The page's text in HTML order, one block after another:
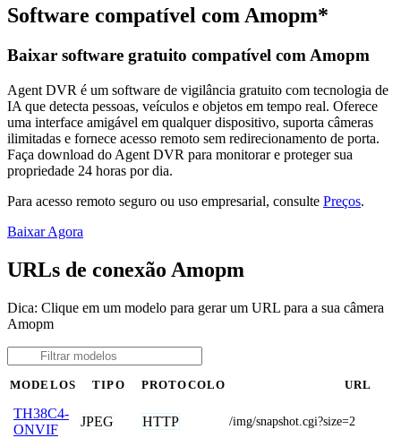
Software compatível com Amopm*
Baixar software gratuito compatível com Amopm
Agent DVR é um software de vigilância gratuito com tecnologia de
IA que detecta pessoas, veículos e objetos em tempo real. Oferece
uma interface amigável em qualquer dispositivo, suporta câmeras
ilimitadas e fornece acesso remoto sem redirecionamento de porta.
Faça download do Agent DVR para monitorar e proteger sua
propriedade 24 horas por dia.
Para acesso remoto seguro ou uso empresarial, consulte Preços.
Baixar Agora
URLs de conexão Amopm
Dica: Clique em um modelo para gerar um URL para a sua câmera
Amopm
MODELOS TIPO PROTOCOLO URL
TH38C4-
ONVIF
JPEG HTTP /img/snapshot.cgi?size=2